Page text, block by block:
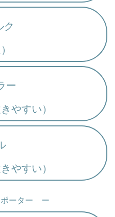
ク
ー
すい）
すい）
ーター ー